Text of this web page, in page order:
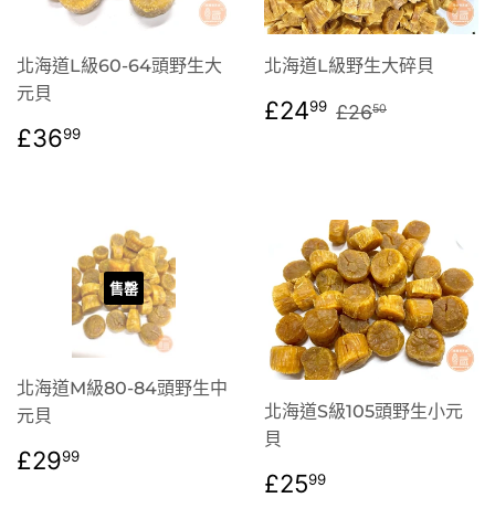
北海道L級60-64頭野生大
元貝
定
價
£3699
北海道L級野生大碎貝
售
價
£2499 £24.99
定價
£2650
售罄
北海道M級80-84頭野生中
元貝
定
價
£2999
北海道S級105頭野生小元
貝
定
價
£2599